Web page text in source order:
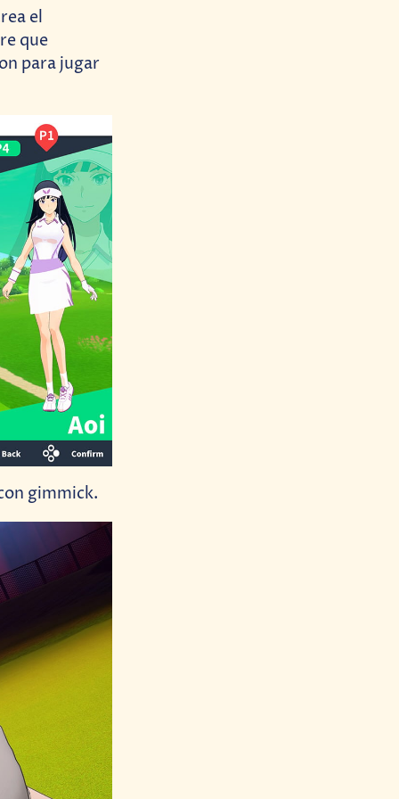
el
que
para jugar
gimmick.